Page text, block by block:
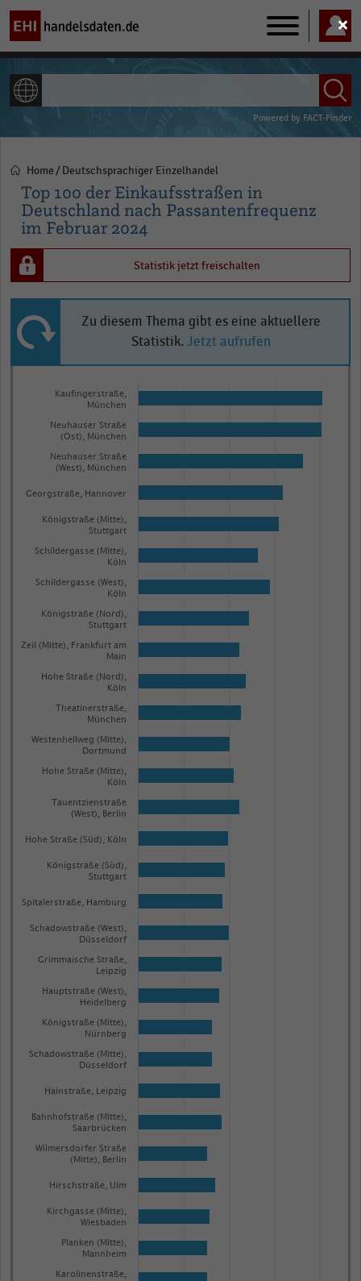
Main
navigation
Powered by FACT-Finder
Pfadnavigation
Home Deutschsprachiger Einzelhandel
Top 100 der Einkaufsstraßen in
Deutschland nach Passantenfrequenz
im Februar 2024
Statistik jetzt freischalten
Zu diesem Thema gibt es eine aktuellere
Statistik. Jetzt aufrufen
chart
categories.
100
categories.
has
displaying
Anzahl
Passant:innen.
Range:
to
1.061445.
Kaufingerstraße,
München
Königstraße (Mitte),
Stuttgart
Zeil (Mitte), Frankfurt am
Main
Hohe Straße (Mitte),
Köln
Spitalerstraße, Hamburg
Königstraße (Mitte),
Nürnberg
Wilmersdorfer Straße
(Mitte), Berlin
Karolinenstraße,
Neuhauser Straße
(Ost), München
Neuhauser Straße
(West), München
Georgstraße, Hannover
Schildergasse (Mitte),
Köln
Schildergasse (West),
Köln
Königstraße (Nord),
Stuttgart
Hohe Straße (Nord),
Köln
Theatinerstraße,
München
Westenhellweg (Mitte),
Dortmund
Tauentzienstraße
(West), Berlin
Hohe Straße (Süd), Köln
Königstraße (Süd),
Stuttgart
Schadowstraße (West),
Düsseldorf
Grimmaische Straße,
Leipzig
Hauptstraße (West),
Heidelberg
Schadowstraße (Mitte),
Düsseldorf
Hainstraße, Leipzig
Bahnhofstraße (Mitte),
Saarbrücken
Hirschstraße, Ulm
Kirchgasse (Mitte),
Wiesbaden
Planken (Mitte),
Mannheim